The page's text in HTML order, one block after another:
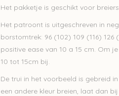
Het pakketje is geschikt voor
Het patroont is uitgeschreven in
borstomtrek: 96 (102) 109 (116)
positive ease van 10 a 15 cm. Om
10 tot 15cm bij.
De trui in het voorbeeld is gebreid
een andere kleur breien, laat dan